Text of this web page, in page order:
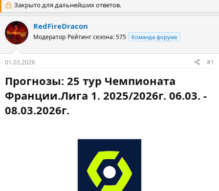
т
о
р
т
е
м
т
а
а
ч
а
Закрыто для дальнейших ответов.
RedFireDracon
Модератор Рейтинг сезона: 575 Команда форума
01.03.2026 #1
Прогнозы: 25 тур Чемпионата
Франции.Лига 1. 2025/2026г. 06.03. -
08.03.2026г.